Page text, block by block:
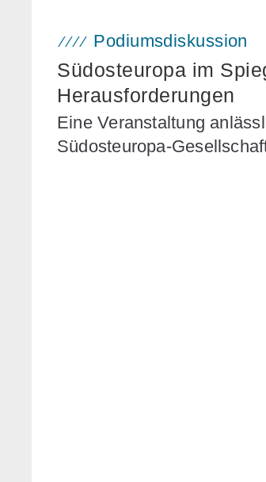
Podiumsdiskussion
Südosteuropa im
Herausforderungen
Eine Veranstaltung
Südosteuropa-